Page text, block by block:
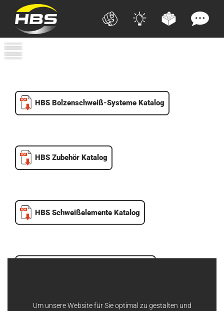
HBS Bolzenschweiß-Systeme Katalog
HBS Zubehör Katalog
HBS Schweißelemente Katalog
Um unsere Website für Sie optimal zu gestalten und